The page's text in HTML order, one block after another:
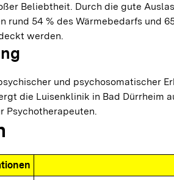
Beliebtheit. Durch die gute
rund 54 % des Wärmebedarfs und
werden.
und psychosomatischer
die Luisenklinik in Bad Dürrheim
Psychotherapeuten.